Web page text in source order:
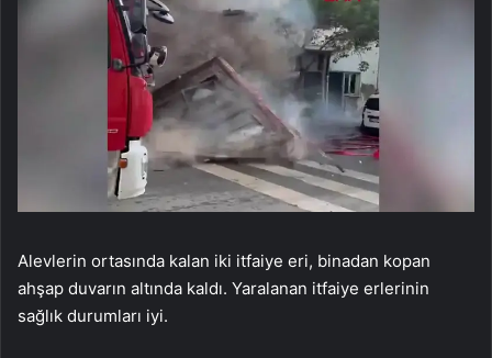
Alevlerin ortasında kalan iki itfaiye eri, binadan kopan
ahşap duvarın altında kaldı. Yaralanan itfaiye erlerinin
sağlık durumları iyi.